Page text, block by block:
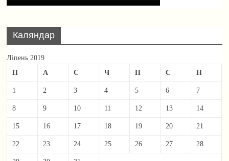
Каляндар
Ліпень 2019
П
А С Ч П С Н
1 2 3 4 5 6 7
8 9 10 11 12 13 14
15 16 17 18 19 20 21
22 23 24 25 26 27 28